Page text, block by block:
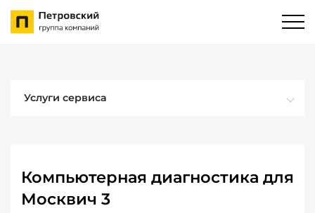
Услуги сервиса
Компьютерная диагностика для
Москвич 3